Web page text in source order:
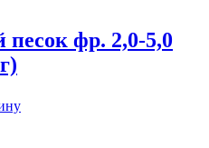
фр. 2,0-5,0